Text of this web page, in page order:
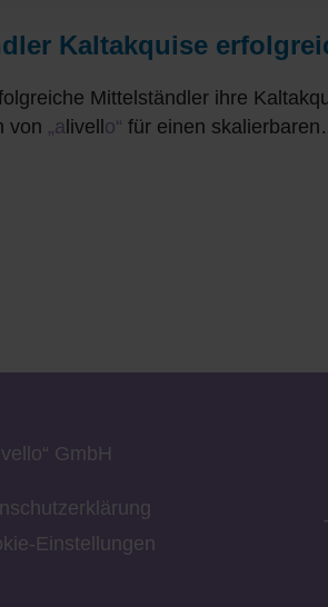
Kaltakquise
Mittelständler ihre
von „a livell o“ für einen
o“ GmbH
Einstellungen